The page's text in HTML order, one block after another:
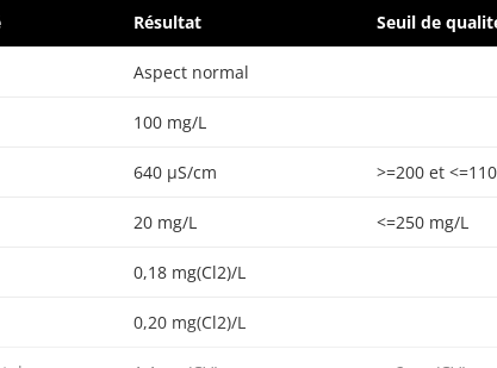
Résultat Seuil de
Aspect normal
100 mg/L
640 µS/cm >=200 et
20 mg/L <=250 mg/L
0,18 mg(Cl2)/L
0,20 mg(Cl2)/L